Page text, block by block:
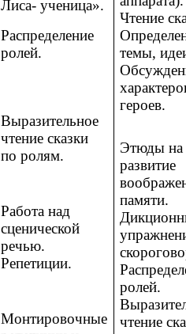
Лиса- ученица».
Распределение
ролей.
Выразительное
чтение сказки
по ролям.
Работа над
сценической
речью.
Репетиции.
Монтировочные
Чтение
темы,
героев.
Этюды на
развитие
памяти.
ролей.
чтение